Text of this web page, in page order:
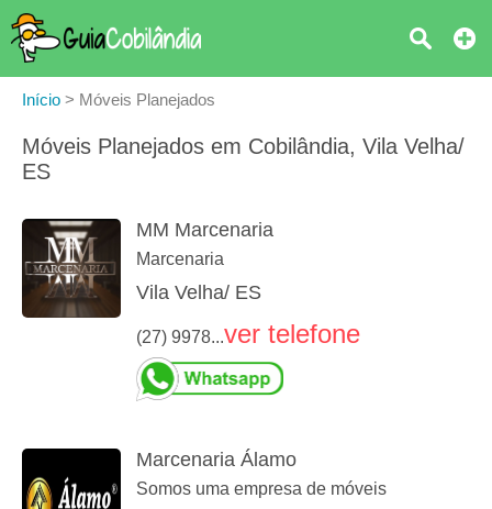
Início > Móveis Planejados
Móveis Planejados em Cobilândia, Vila Velha/
ES
MM Marcenaria
Marcenaria
Vila Velha/ ES
(27) 9978...ver telefone
Marcenaria Álamo
Somos uma empresa de móveis